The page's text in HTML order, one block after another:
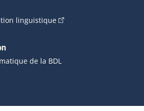
dans une nouvelle fenêtre.)
nouvelle fenêtre.)
une nouvelle fenêtre.)
fenêtre.)
linguistique(Cet hyperlien externe
de la BDL